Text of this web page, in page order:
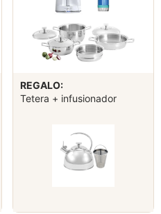
REGALO:
Tetera + infusionador